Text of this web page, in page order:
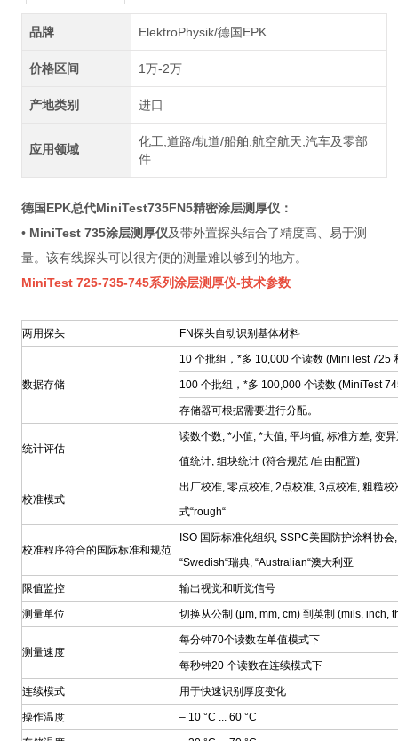
品牌 ElektroPhysik/德国EPK
价格区间 1万-2万
产地类别 进口
应用领域
化工,道路/轨道/船舶,航空航天,汽车及零部
件
德国EPK总代MiniTest735FN5精密涂层测厚仪：
• MiniTest 735涂层测厚仪及带外置探头结合了精度高、易于测
量。该有线探头可以很方便的测量难以够到的地方。
MiniTest 725-735-745系列涂层测厚仪-技术参数
两用探头 FN探头自动识别基体材料
数据存储
10 个批组，*多 10,000 个读数 (MiniTest 725
100 个批组，*多 100,000 个读数 (MiniTest
存储器可根据需要进行分配。
统计评估
读数个数, *小值, *大值, 平均值, 标准方差, 变
值统计, 组块统计 (符合规范 /自由配置)
校准模式
出厂校准, 零点校准, 2点校准, 3点校准, 粗糙校
式“rough“
校准程序符合的国际标准和规范
ISO 国际标准化组织, SSPC美国防护涂料协会,
“Swedish“瑞典, “Australian“澳大利亚
限值监控 输出视觉和听觉信号
测量单位 切换从公制 (μm, mm, cm) 到英制 (mils, inch,
测量速度
每分钟70个读数在单值模式下
每秒钟20 个读数在连续模式下
连续模式 用于快速识别厚度变化
操作温度 – 10 °C ... 60 °C